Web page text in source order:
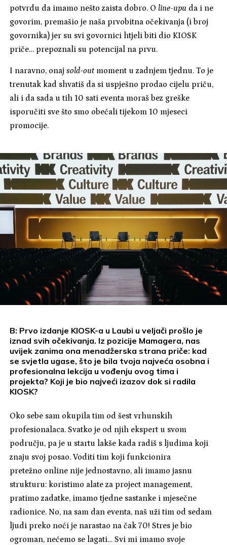
potvrdu da imamo nešto zaista dobro. O line-upu da i ne
govorim, premašio je naša prvobitna očekivanja (i broj
govornika) jer su svi govornici htjeli biti dio KIOSK
priče… prepoznali su potencijal na prvu.
I naravno, onajsold-outmoment u zadnjem tjednu. To je
trenutak kad shvatiš da si uspješno prodao cijelu priču,
ali i da sada u tih 10 sati eventa moraš bez greške
isporučiti sve što smo obećali tijekom 10 mjeseci
promocije.
B: Prvo izdanje KIOSK-a u Laubi u veljači prošlo je
iznad svih očekivanja. Iz pozicije Mamagera, nas
uvijek zanima ona menadžerska strana priče: kad
se svjetla ugase, što je bila tvoja najveća osobna i
profesionalna lekcija u vođenju ovog tima i
projekta? Koji je bio najveći izazov dok si radila
KIOSK?
Oko sebe sam okupila tim od šest vrhunskih
profesionalaca. Svatko je od njih ekspert u svom
području, pa je u startu lakše kada radiš s ljudima koji
znaju svoj posao. Voditi tim koji funkcionira
pretežno online nije jednostavno, ali imamo jasnu
strukturu: koristimo alate za project management,
pratimo zadatke, imamo tjedne sastanke i mjesečne
radionice. No, na sam dan eventa, naš uži tim od sedam
ljudi preko noći je narastao na čak 70! Stres je bio
ogroman, nećemo se lagati… Svi mi imamo svoje